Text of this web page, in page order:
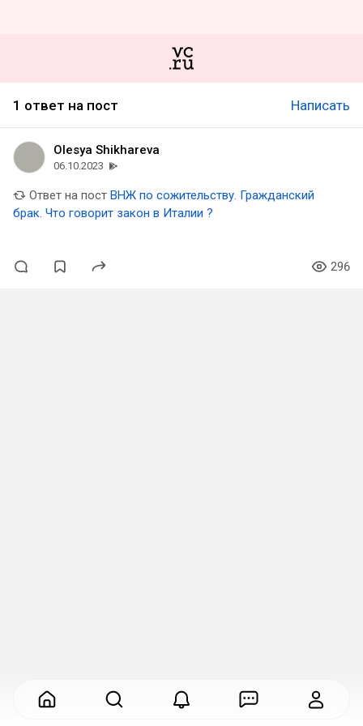
1 ответ на пост Написать
Olesya Shikhareva
06.10.2023
Ответ на пост ВНЖ по сожительству. Гражданский
брак. Что говорит закон в Италии ?
296